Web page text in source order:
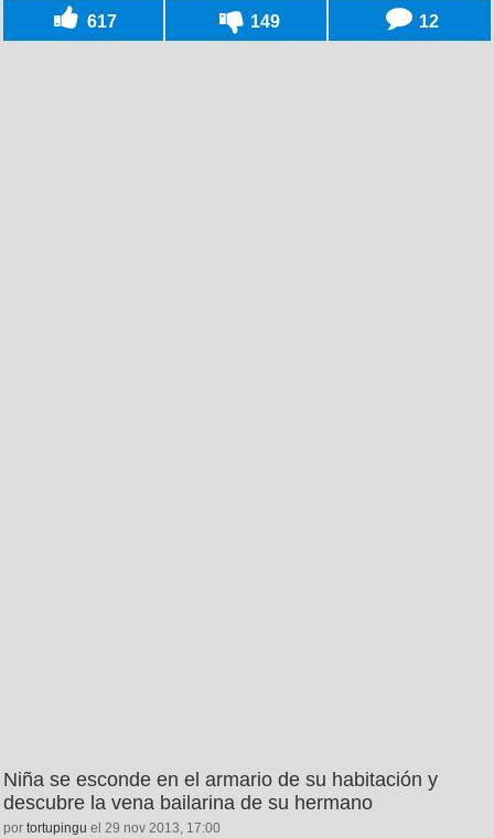
617 149 12
Niña se esconde en el armario de su habitación y
descubre la vena bailarina de su hermano
por tortupingu el 29 nov 2013, 17:00